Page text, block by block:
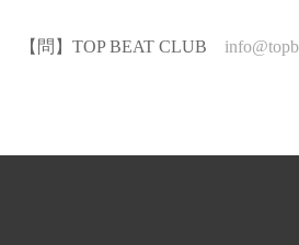
【問】TOP BEAT CLUB